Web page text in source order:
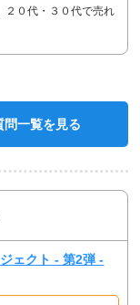
２０代・３０代で売れ
問一覧を見る
ェクト - 第2弾 -